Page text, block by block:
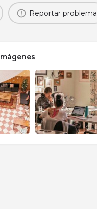
Reportar problema